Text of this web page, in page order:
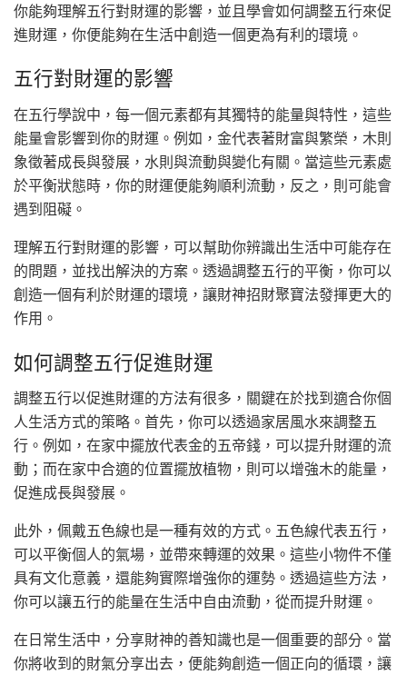
你能夠理解五行對財運的影響，並且學會如何調整五行來促
進財運，你便能夠在生活中創造一個更為有利的環境。
五行對財運的影響
在五行學說中，每一個元素都有其獨特的能量與特性，這些
能量會影響到你的財運。例如，金代表著財富與繁榮，木則
象徵著成長與發展，水則與流動與變化有關。當這些元素處
於平衡狀態時，你的財運便能夠順利流動，反之，則可能會
遇到阻礙。
理解五行對財運的影響，可以幫助你辨識出生活中可能存在
的問題，並找出解決的方案。透過調整五行的平衡，你可以
創造一個有利於財運的環境，讓財神招財聚寶法發揮更大的
作用。
如何調整五行促進財運
調整五行以促進財運的方法有很多，關鍵在於找到適合你個
人生活方式的策略。首先，你可以透過家居風水來調整五
行。例如，在家中擺放代表金的五帝錢，可以提升財運的流
動；而在家中合適的位置擺放植物，則可以增強木的能量，
促進成長與發展。
此外，佩戴五色線也是一種有效的方式。五色線代表五行，
可以平衡個人的氣場，並帶來轉運的效果。這些小物件不僅
具有文化意義，還能夠實際增強你的運勢。透過這些方法，
你可以讓五行的能量在生活中自由流動，從而提升財運。
在日常生活中，分享財神的善知識也是一個重要的部分。當
你將收到的財氣分享出去，便能夠創造一個正向的循環，讓